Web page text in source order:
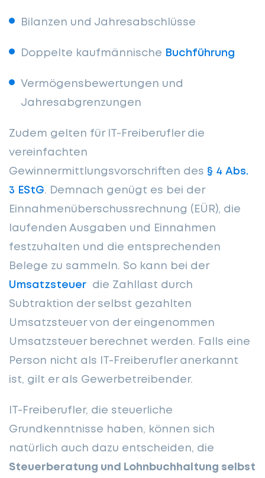
Bilanzen und Jahresabschlüsse
Doppelte kaufmännische Buchführung
Vermögensbewertungen und
Jahresabgrenzungen
Zudem gelten für IT-Freiberufler die
vereinfachten
Gewinnermittlungsvorschriften des § 4 Abs.
3 EStG. Demnach genügt es bei der
Einnahmenüberschussrechnung (EÜR), die
laufenden Ausgaben und Einnahmen
festzuhalten und die entsprechenden
Belege zu sammeln. So kann bei der
Umsatzsteuer die Zahllast durch
Subtraktion der selbst gezahlten
Umsatzsteuer von der eingenommen
Umsatzsteuer berechnet werden. Falls eine
Person nicht als IT-Freiberufler anerkannt
ist, gilt er als Gewerbetreibender.
IT-Freiberufler, die steuerliche
Grundkenntnisse haben, können sich
natürlich auch dazu entscheiden, die
Steuerberatung und Lohnbuchhaltung selbst